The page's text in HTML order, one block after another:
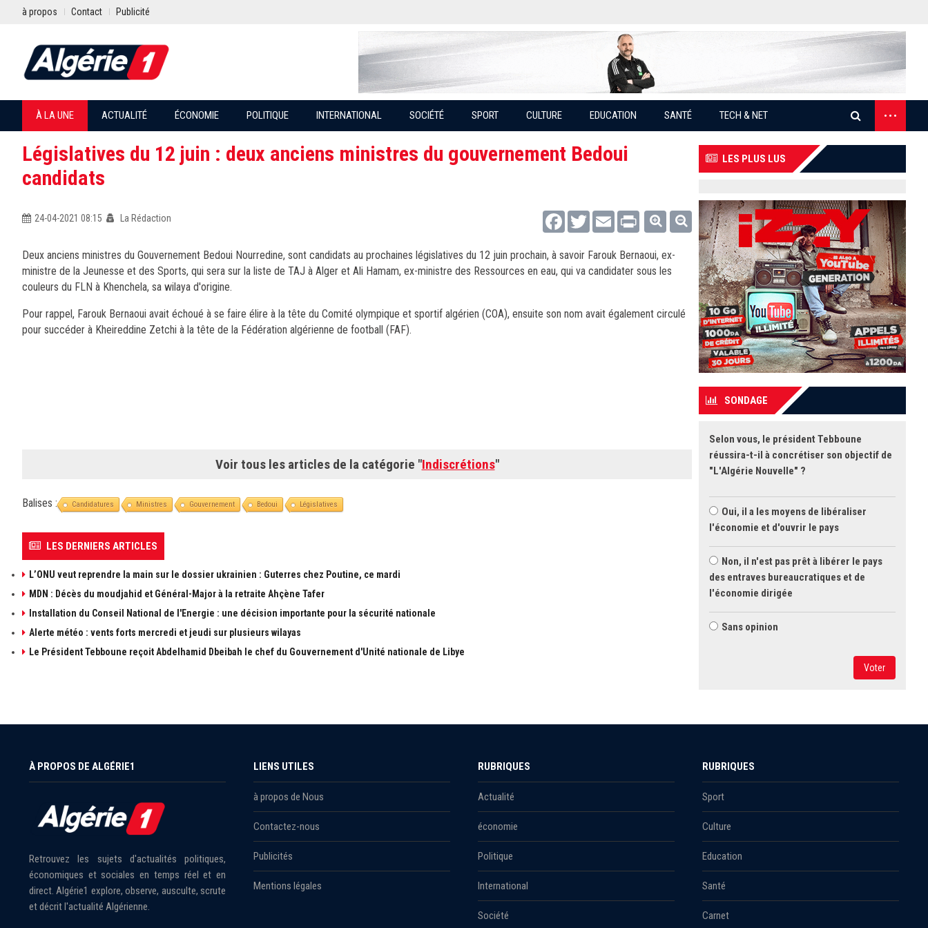
à propos Contact Publicité
À LA UNE ACTUALITÉ ÉCONOMIE POLITIQUE INTERNATIONAL SOCIÉTÉ SPORT CULTURE EDUCATION SANTÉ TECH & NET
...
Législatives du 12 juin : deux anciens ministres du gouvernement Bedoui
candidats
24-04-2021 08:15 La Rédaction FacebookTwitter Email Print
Deux anciens ministres du Gouvernement Bedoui Nourredine, sont candidats au prochaines législatives du 12 juin prochain, à savoir Farouk Bernaoui, ex-
ministre de la Jeunesse et des Sports, qui sera sur la liste de TAJ à Alger et Ali Hamam, ex-ministre des Ressources en eau, qui va candidater sous les
couleurs du FLN à Khenchela, sa wilaya d'origine.
Pour rappel, Farouk Bernaoui avait échoué à se faire élire à la tête du Comité olympique et sportif algérien (COA), ensuite son nom avait également circulé
pour succéder à Kheireddine Zetchi à la tête de la Fédération algérienne de football (FAF).
Voir tous les articles de la catégorie "Indiscrétions"
Balises : Candidatures Ministres Gouvernement Bedoui Législatives
LES DERNIERS ARTICLES
L’ONU veut reprendre la main sur le dossier ukrainien : Guterres chez Poutine, ce mardi
MDN : Décès du moudjahid et Général-Major à la retraite Ahçène Tafer
Installation du Conseil National de l'Energie : une décision importante pour la sécurité nationale
Alerte météo : vents forts mercredi et jeudi sur plusieurs wilayas
Le Président Tebboune reçoit Abdelhamid Dbeibah le chef du Gouvernement d'Unité nationale de Libye
LES PLUS LUS
SONDAGE
Selon vous, le président Tebboune
réussira-t-il à concrétiser son objectif de
"L'Algérie Nouvelle" ?
Oui, il a les moyens de libéraliser
l'économie et d'ouvrir le pays
Non, il n'est pas prêt à libérer le pays
des entraves bureaucratiques et de
l'économie dirigée
Sans opinion
Voter
À PROPOS DE ALGÉRIE1
Retrouvez les sujets d'actualités politiques,
économiques et sociales en temps réel et en
direct. Algérie1 explore, observe, ausculte, scrute
et décrit l'actualité Algérienne.
LIENS UTILES
à propos de Nous
Contactez-nous
Publicités
Mentions légales
RUBRIQUES
Actualité
économie
Politique
International
Société
RUBRIQUES
Sport
Culture
Education
Santé
Carnet